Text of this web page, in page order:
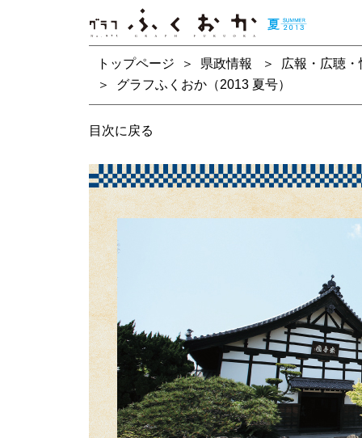
トップページ ＞ 県政情報 ＞
広報・広聴
＞ グラフふくおか（2013 夏号）
目次に戻る